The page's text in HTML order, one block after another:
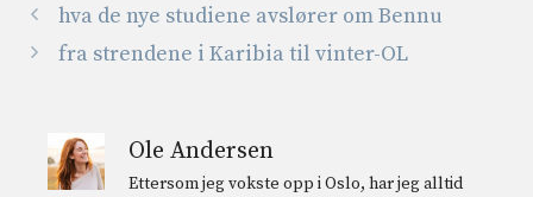
hva de nye studiene avslører om Bennu
fra strendene i Karibia til vinter-OL
Ole Andersen
Ettersom jeg vokste opp i Oslo, har jeg alltid